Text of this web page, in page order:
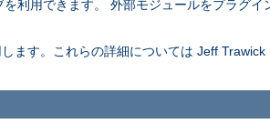
利用できます。 外部モジュールをプラグイ
ます。これらの詳細については Jeff Trawick